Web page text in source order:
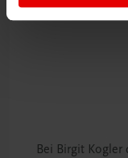
Bei Birgit